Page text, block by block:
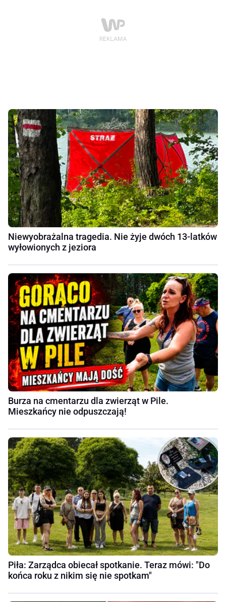
Niewyobrażalna tragedia. Nie żyje dwóch 13-latków
wyłowionych z jeziora
Burza na cmentarzu dla zwierząt w Pile.
Mieszkańcy nie odpuszczają!
Piła: Zarządca obiecał spotkanie. Teraz mówi: "Do
końca roku z nikim się nie spotkam"